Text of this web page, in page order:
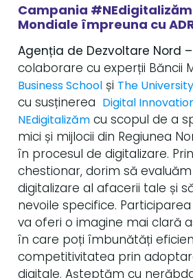
Campania
Mondiale împreuna cu ADR
Agenția de Dezvoltare Nord –
colaborare cu experții Băncii
Business School și The
cu susținerea Digital
NEdigitalizăm cu scopul de a
mici și mijlocii din Regiunea
în procesul de digitalizare.
chestionar, dorim să
digitalizare al afacerii tale și
nevoile specifice.
va oferi o imagine mai clară
în care poți îmbunătăți
competitivitatea prin
digitale. Așteptăm cu